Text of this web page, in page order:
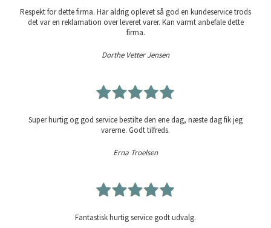
Respekt for dette firma. Har aldrig oplevet så god en kundeservice trods
det var en reklamation over leveret varer. Kan varmt anbefale dette
firma.
Dorthe Vetter Jensen
Super hurtig og god service bestilte den ene dag, næste dag fik jeg
varerne. Godt tilfreds.
Erna Troelsen
Fantastisk hurtig service godt udvalg.